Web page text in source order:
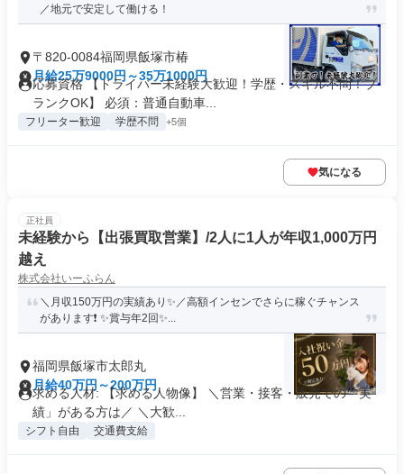
／地元で安定して働ける！
〒820-0084福岡県飯塚市椿
月給25万9000円～35万1000円
応募資格 【ドライバー未経験大歓迎！学歴・スキル不問！ブ
ランクOK】 必須：普通自動車...
フリーター歓迎 学歴不問 +5個
気になる
正社員
未経験から【出張買取営業】/2人に1人が年収1,000万円
越え
株式会社いーふらん
＼月収150万円の実績あり✨／高額インセンでさらに稼ぐチャンス
があります❗ ✨賞与年2回✨...
福岡県飯塚市太郎丸
月給40万円～200万円
求める人材: 【求める人物像】 ＼営業・接客・販売での「実
績」がある方は／ ＼大歓...
シフト自由 交通費支給